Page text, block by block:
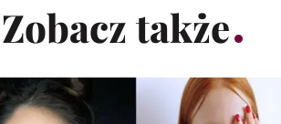
Zobacz także